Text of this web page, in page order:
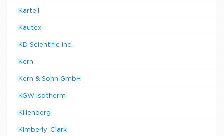
Kartell
Kautex
KD Scientific Inc.
Kern
Kern & Sohn GmbH
KGW Isotherm
Killenberg
Kimberly-Clark